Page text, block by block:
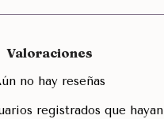
Valoraciones
no hay reseñas
registrados que hayan